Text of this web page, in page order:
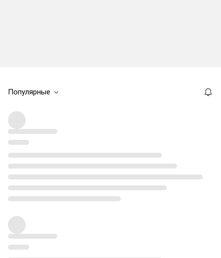
Популярные